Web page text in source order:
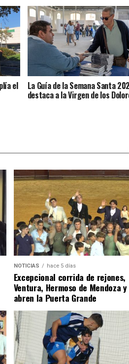
el La Guía de la Semana Santa
destaca a la Virgen de los
NOTICIAS hace 5 días
Excepcional corrida de rejones,
Ventura, Hermoso de Mendoza
abren la Puerta Grande